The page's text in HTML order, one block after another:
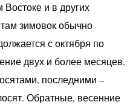
и в других
зимовок обычно
с октября по
двух и более месяцев.
последними –
Обратные, весенние